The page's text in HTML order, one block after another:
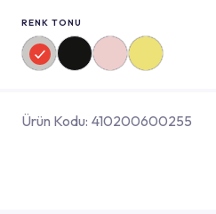
RENK TONU
Ürün Kodu: 410200600255